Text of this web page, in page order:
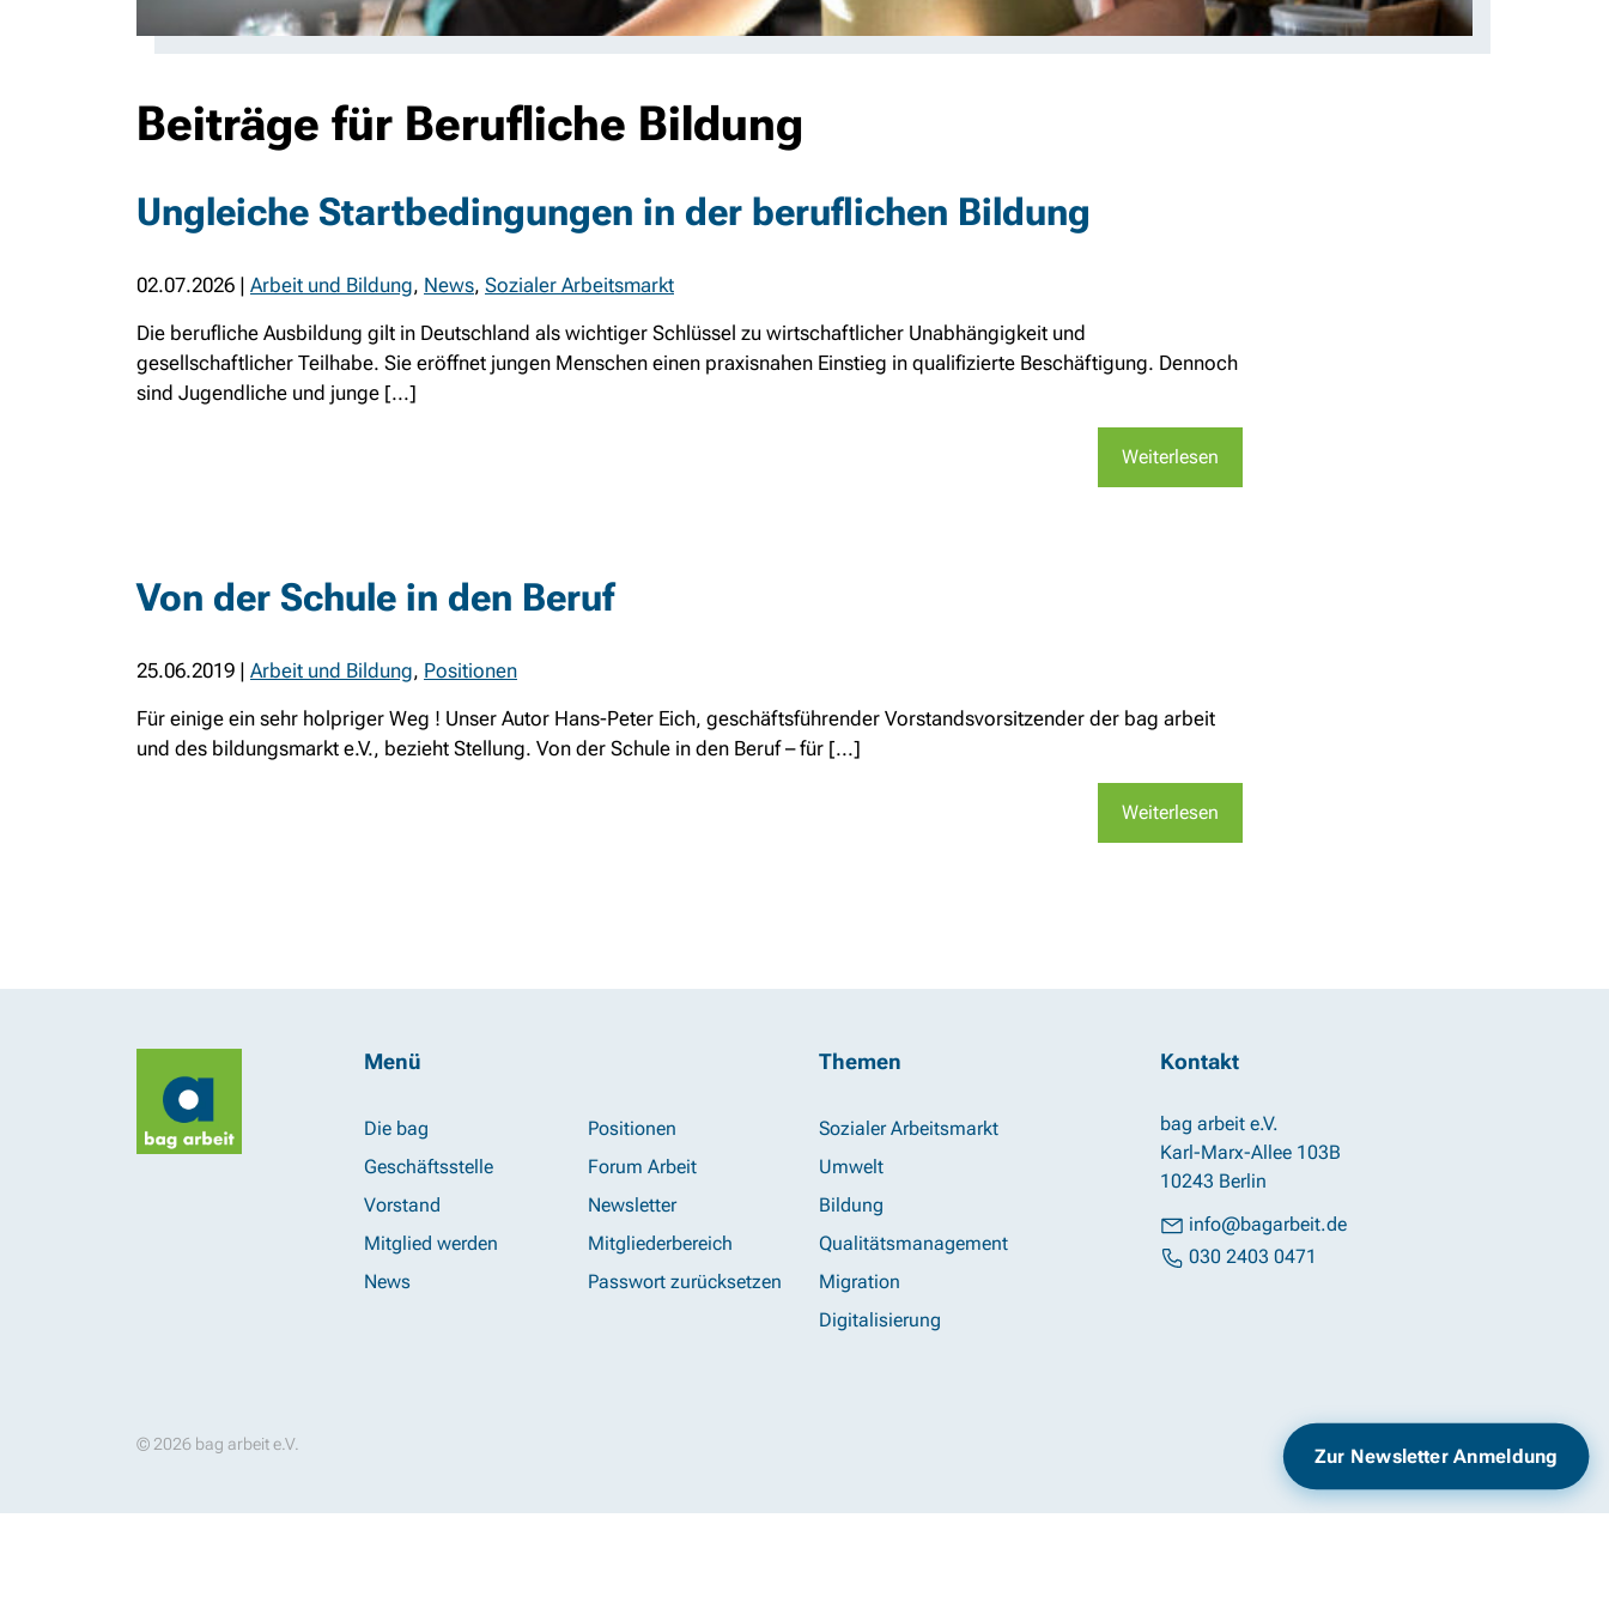
Beiträge für Berufliche Bildung
Ungleiche Startbedingungen in der beruflichen Bildung
02.07.2026 | Arbeit und Bildung, News, Sozialer Arbeitsmarkt
Die berufliche Ausbildung gilt in Deutschland als wichtiger Schlüssel zu wirtschaftlicher Unabhängigkeit und
gesellschaftlicher Teilhabe. Sie eröffnet jungen Menschen einen praxisnahen Einstieg in qualifizierte Beschäftigung. Dennoch
sind Jugendliche und junge [...]
Weiterlesen
Von der Schule in den Beruf
25.06.2019 | Arbeit und Bildung, Positionen
Für einige ein sehr holpriger Weg ! Unser Autor Hans-Peter Eich, geschäftsführender Vorstandsvorsitzender der bag arbeit
und des bildungsmarkt e.V., bezieht Stellung. Von der Schule in den Beruf – für [...]
Weiterlesen
Menü
Die bag
Geschäftsstelle
Vorstand
Mitglied werden
News
Positionen
Forum Arbeit
Newsletter
Mitgliederbereich
Passwort zurücksetzen
Themen
Sozialer Arbeitsmarkt
Umwelt
Bildung
Qualitätsmanagement
Migration
Digitalisierung
Kontakt
bag arbeit e.V.
Karl-Marx-Allee 103B
10243 Berlin
info@bagarbeit.de
030 2403 0471
© 2026 bag arbeit e.V. Impressum Datenschutz
Zur Newsletter Anmeldung